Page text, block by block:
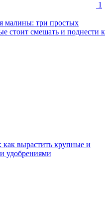
1
малины: три простых
стоит смешать и поднести к
как вырастить крупные и
удобрениями